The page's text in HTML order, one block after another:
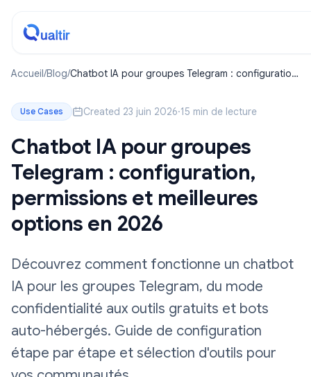
Accueil/Blog/Chatbot IA pour groupes Telegram : configuration,
Use Cases Created 23 juin 2026·15 min de lecture
Chatbot IA pour groupes
Telegram : configuration,
permissions et meilleures
options en 2026
Découvrez comment fonctionne un chatbot
IA pour les groupes Telegram, du mode
confidentialité aux outils gratuits et bots
auto-hébergés. Guide de configuration
étape par étape et sélection d'outils pour